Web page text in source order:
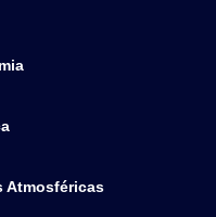
Atmosféricas